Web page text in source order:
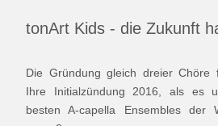
tonArt Kids - die Zukunft
Die Gründung gleich dreier Chöre
Ihre Initialzündung 2016, als es
besten A-capella Ensembles der